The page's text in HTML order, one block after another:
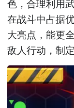
色，合理利用
在战斗中占据
大亮点，能更
敌人行动，制